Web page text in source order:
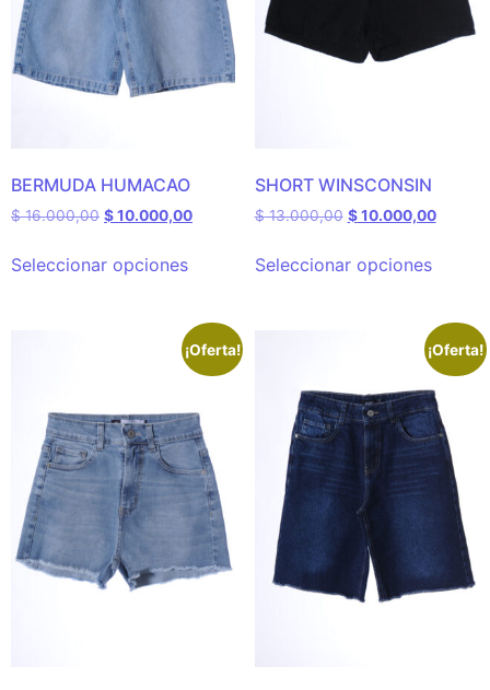
BERMUDA HUMACAO
$16.000,00 $10.000,00
Seleccionar opciones
SHORT WINSCONSIN
$13.000,00 $10.000,00
Seleccionar opciones
¡Oferta! ¡Oferta!